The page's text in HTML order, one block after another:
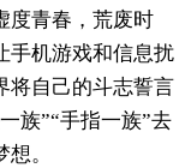
度青春，荒废时
手机游戏和信息扰
将自己的斗志誓言
族”“手指一族”去
。